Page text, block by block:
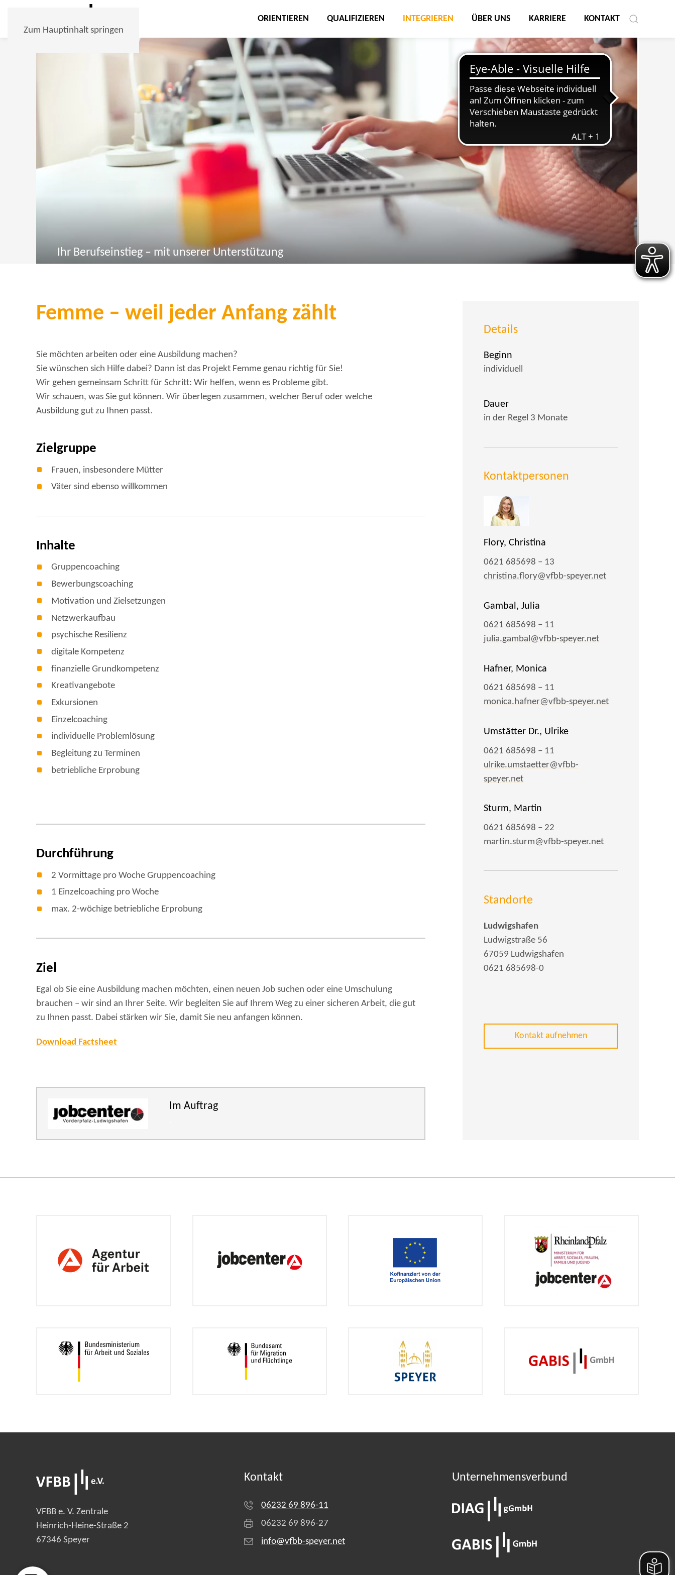
Zum Hauptinhalt springen
ORIENTIEREN QUALIFIZIEREN INTEGRIEREN ÜBER UNS KARRIERE KONTAKT
Ihr Berufseinstieg – mit unserer Unterstützung
Femme – weil jeder Anfang zählt
Sie möchten arbeiten oder eine Ausbildung machen?
Sie wünschen sich Hilfe dabei? Dann ist das Projekt Femme genau richtig für Sie!
Wir gehen gemeinsam Schritt für Schritt: Wir helfen, wenn es Probleme gibt.
Wir schauen, was Sie gut können. Wir überlegen zusammen, welcher Beruf oder welche
Ausbildung gut zu Ihnen passt.
Zielgruppe
Frauen, insbesondere Mütter
Väter sind ebenso willkommen
Inhalte
Gruppencoaching
Bewerbungscoaching
Motivation und Zielsetzungen
Netzwerkaufbau
psychische Resilienz
digitale Kompetenz
finanzielle Grundkompetenz
Kreativangebote
Exkursionen
Einzelcoaching
individuelle Problemlösung
Begleitung zu Terminen
betriebliche Erprobung
Durchführung
2 Vormittage pro Woche Gruppencoaching
1 Einzelcoaching pro Woche
max. 2-wöchige betriebliche Erprobung
Ziel
Egal ob Sie eine Ausbildung machen möchten, einen neuen Job suchen oder eine Umschulung
brauchen – wir sind an Ihrer Seite. Wir begleiten Sie auf Ihrem Weg zu einer sicheren Arbeit, die gut
zu Ihnen passt. Dabei stärken wir Sie, damit Sie neu anfangen können.
Download Factsheet
Im Auftrag
Details
Beginn
individuell
Dauer
in der Regel 3 Monate
Kontaktpersonen
Flory, Christina
0621 685698 – 13
christina.flory@vfbb-speyer.net
Gambal, Julia
0621 685698 – 11
julia.gambal@vfbb-speyer.net
Hafner, Monica
0621 685698 – 11
monica.hafner@vfbb-speyer.net
Umstätter Dr., Ulrike
0621 685698 – 11
ulrike.umstaetter@vfbb-
speyer.net
Sturm, Martin
0621 685698 – 22
martin.sturm@vfbb-speyer.net
Standorte
Ludwigshafen
Ludwigstraße 56
67059 Ludwigshafen
0621 685698-0
Kontakt aufnehmen
VFBB e. V. Zentrale
Heinrich-Heine-Straße 2
67346 Speyer
Kontakt
06232 69 896-11
06232 69 896-27
info@vfbb-speyer.net
Unternehmens­verbund